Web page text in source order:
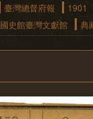
臺灣總督府報
1901
國史館臺灣文獻館 典